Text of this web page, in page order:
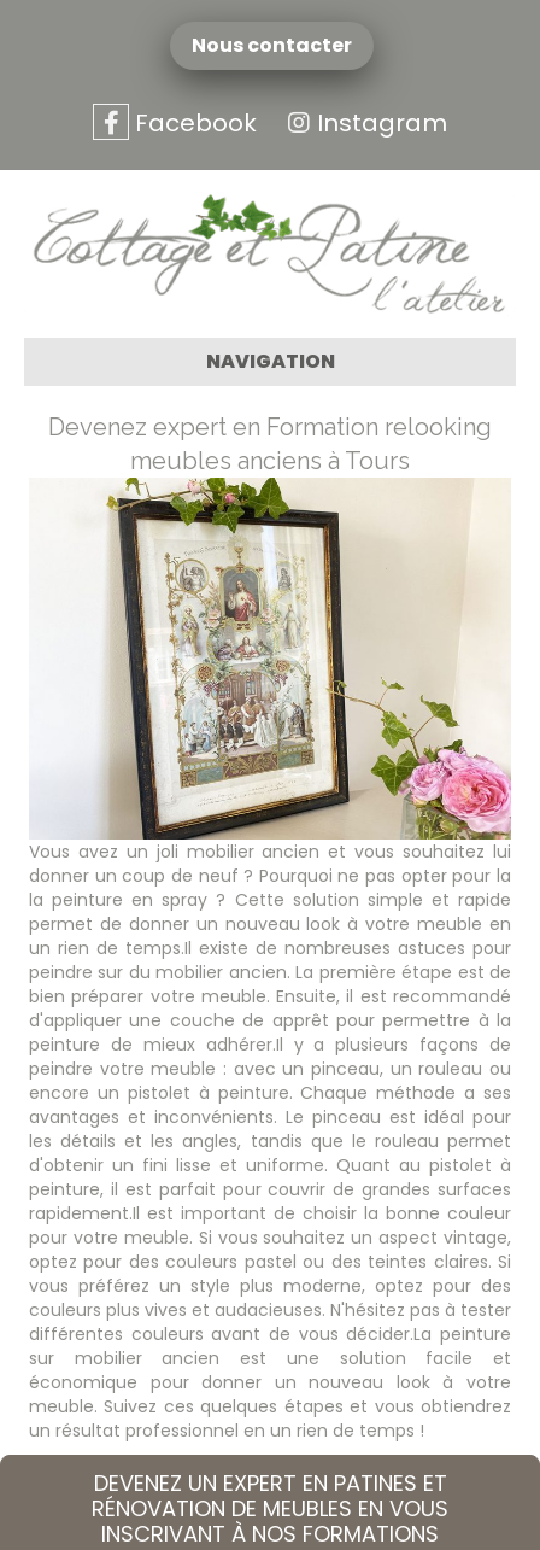
Nous contacter
Facebook Instagram
NAVIGATION
Devenez expert en Formation relooking
meubles anciens à Tours
Vous avez un joli mobilier ancien et vous souhaitez lui
donner un coup de neuf ? Pourquoi ne pas opter pour la
la peinture en spray ? Cette solution simple et rapide
permet de donner un nouveau look à votre meuble en
un rien de temps.Il existe de nombreuses astuces pour
peindre sur du mobilier ancien. La première étape est de
bien préparer votre meuble. Ensuite, il est recommandé
d'appliquer une couche de apprêt pour permettre à la
peinture de mieux adhérer.Il y a plusieurs façons de
peindre votre meuble : avec un pinceau, un rouleau ou
encore un pistolet à peinture. Chaque méthode a ses
avantages et inconvénients. Le pinceau est idéal pour
les détails et les angles, tandis que le rouleau permet
d'obtenir un fini lisse et uniforme. Quant au pistolet à
peinture, il est parfait pour couvrir de grandes surfaces
rapidement.Il est important de choisir la bonne couleur
pour votre meuble. Si vous souhaitez un aspect vintage,
optez pour des couleurs pastel ou des teintes claires. Si
vous préférez un style plus moderne, optez pour des
couleurs plus vives et audacieuses. N'hésitez pas à tester
différentes couleurs avant de vous décider.La peinture
sur mobilier ancien est une solution facile et
économique pour donner un nouveau look à votre
meuble. Suivez ces quelques étapes et vous obtiendrez
un résultat professionnel en un rien de temps !
DEVENEZ UN EXPERT EN PATINES ET
RÉNOVATION DE MEUBLES EN VOUS
INSCRIVANT À NOS FORMATIONS